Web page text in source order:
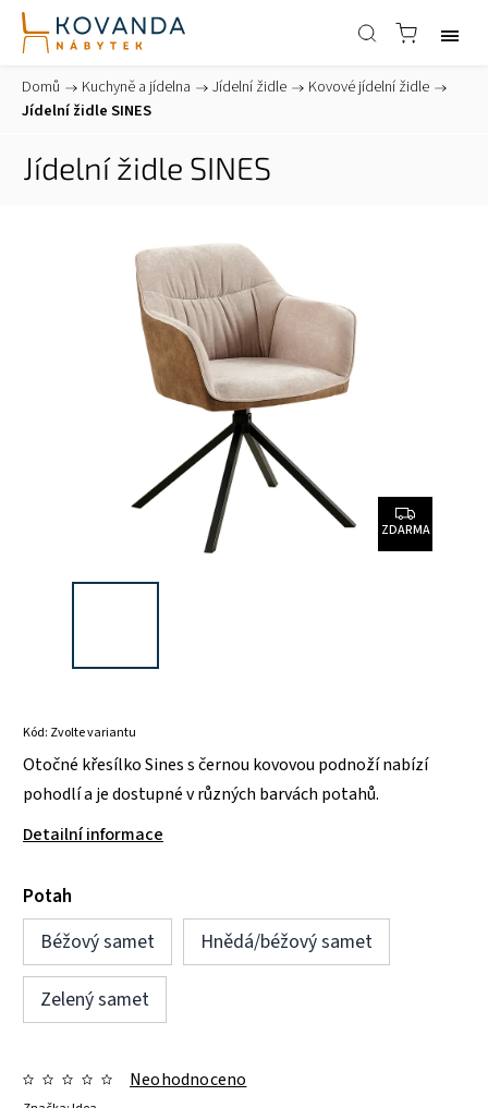
Domů / Kuchyně a jídelna / Jídelní židle / Kovové jídelní židle /
Jídelní židle SINES
Jídelní židle SINES
ZDARMA
Kód: Zvolte variantu
Otočné křesílko Sines s černou kovovou podnoží nabízí
pohodlí a je dostupné v různých barvách potahů.
Detailní informace
Potah
Béžový samet
Hnědá/béžový samet
Zelený samet
Neohodnoceno